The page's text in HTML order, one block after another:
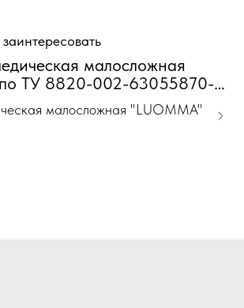
малосложная
ТУ 8820-002-63055870-
производства Туфли
стар XXS(35-36)
малосложная "LUOMMA" по
домашние Унисекс стар